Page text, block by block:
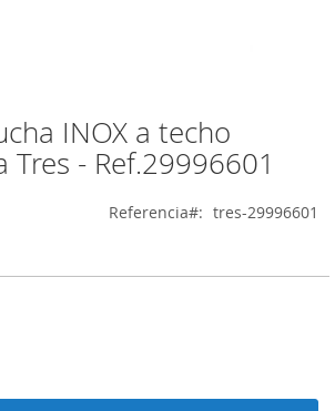
INOX a techo
Tres - Ref.29996601
Referencia tres-29996601